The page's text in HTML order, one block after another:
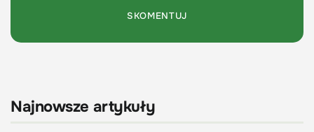
Najnowsze artykuły